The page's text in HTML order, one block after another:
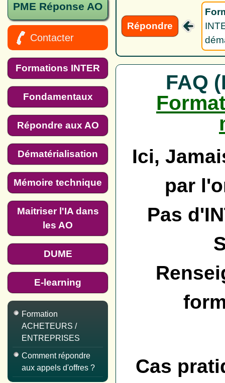
PME Réponse AO
Contacter
Formations INTER
Fondamentaux
Répondre aux AO
Dématérialisation
Mémoire technique
Maitriser l'IA dans
les AO
DUME
E-learning
Formation
ACHETEURS /
ENTREPRISES
Comment répondre
aux appels d'offres ?
Répondre
FAQ
Ici,
par
Pas
Cas